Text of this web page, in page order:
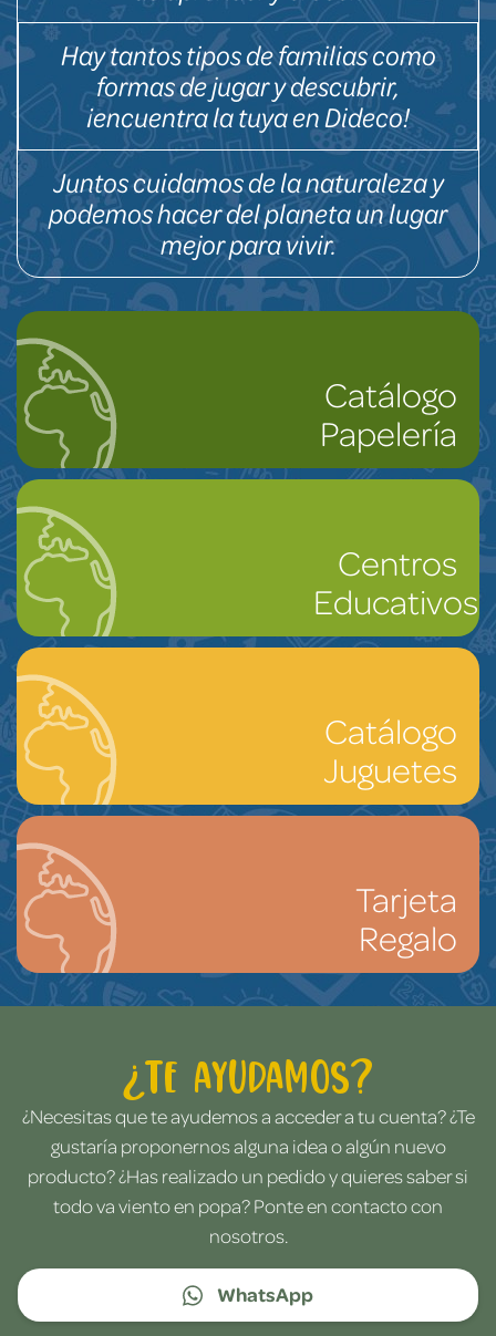
Hay tantos tipos de familias como
formas de jugar y descubrir,
¡encuentra la tuya en Dideco!
Juntos cuidamos de la naturaleza y
podemos hacer del planeta un lugar
mejor para vivir.
Catálogo
Papelería
Centros
Educativos
Catálogo
Juguetes
Tarjeta
Regalo
¿Te ayudamos?
¿Necesitas que te ayudemos a acceder a tu cuenta? ¿Te
gustaría proponernos alguna idea o algún nuevo
producto? ¿Has realizado un pedido y quieres saber si
todo va viento en popa? Ponte en contacto con
nosotros.
WhatsApp